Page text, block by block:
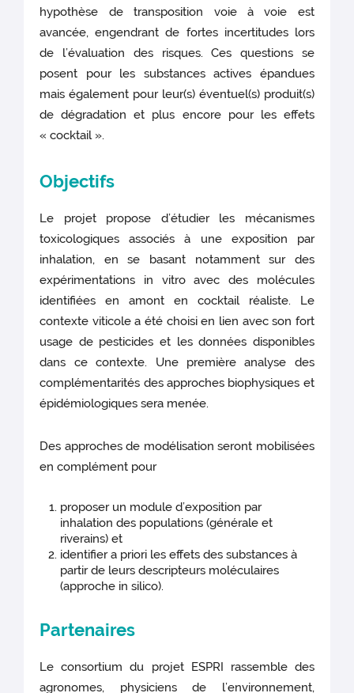
hypothèse de transposition voie à voie est
avancée, engendrant de fortes incertitudes lors
de l’évaluation des risques. Ces questions se
posent pour les substances actives épandues
mais également pour leur(s) éventuel(s) produit(s)
de dégradation et plus encore pour les effets
« cocktail ».
Objectifs
Le projet propose d’étudier les mécanismes
toxicologiques associés à une exposition par
inhalation, en se basant notamment sur des
expérimentations in vitro avec des molécules
identifiées en amont en cocktail réaliste. Le
contexte viticole a été choisi en lien avec son fort
usage de pesticides et les données disponibles
dans ce contexte. Une première analyse des
complémentarités des approches biophysiques et
épidémiologiques sera menée.
Des approches de modélisation seront mobilisées
en complément pour
proposer un module d’exposition par
inhalation des populations (générale et
riverains) et
identifier a priori les effets des substances à
partir de leurs descripteurs moléculaires
(approche in silico).
Partenaires
Le consortium du projet ESPRI rassemble des
agronomes, physiciens de l’environnement,